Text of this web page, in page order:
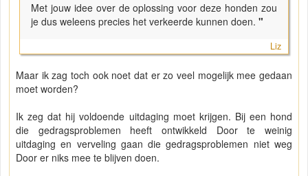
Met jouw idee over de oplossing voor deze honden zou
je dus weleens precies het verkeerde kunnen doen. "
Liz
Maar ik zag toch ook noet dat er zo veel mogelijk mee gedaan
moet worden?
Ik zeg dat hij voldoende uitdaging moet krijgen. Bij een hond
die gedragsproblemen heeft ontwikkeld Door te weinig
uitdaging en verveling gaan die gedragsproblemen niet weg
Door er niks mee te blijven doen.